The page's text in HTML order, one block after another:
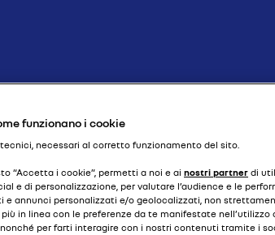
TL
funzionano i cookie
necessari al corretto funzionamento del sito.
“Accetta i cookie”, permetti a noi e ai nostri partner di
e di personalizzazione, per valutare l’audience e le
e annunci personalizzati e/o geolocalizzati, non
in linea con le preferenze da te manifestate nell’utilizzo
per farti interagire con i nostri contenuti tramite i